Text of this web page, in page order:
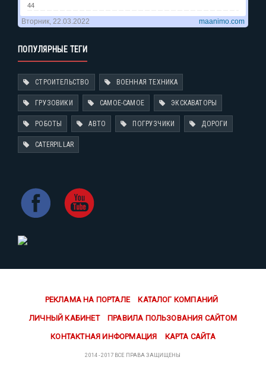
ПОПУЛЯРНЫЕ ТЕГИ
СТРОИТЕЛЬСТВО ВОЕННАЯ ТЕХНИКА
ГРУЗОВИКИ САМОЕ-САМОЕ ЭКСКАВАТОРЫ
РОБОТЫ АВТО ПОГРУЗЧИКИ ДОРОГИ
CATERPILLAR
РЕКЛАМА НА ПОРТАЛЕ КАТАЛОГ КОМПАНИЙ
ЛИЧНЫЙ КАБИНЕТ ПРАВИЛА ПОЛЬЗОВАНИЯ САЙТОМ
КОНТАКТНАЯ ИНФОРМАЦИЯ КАРТА САЙТА
2014 - 2017 ВСЕ ПРАВА ЗАЩИЩЕНЫ